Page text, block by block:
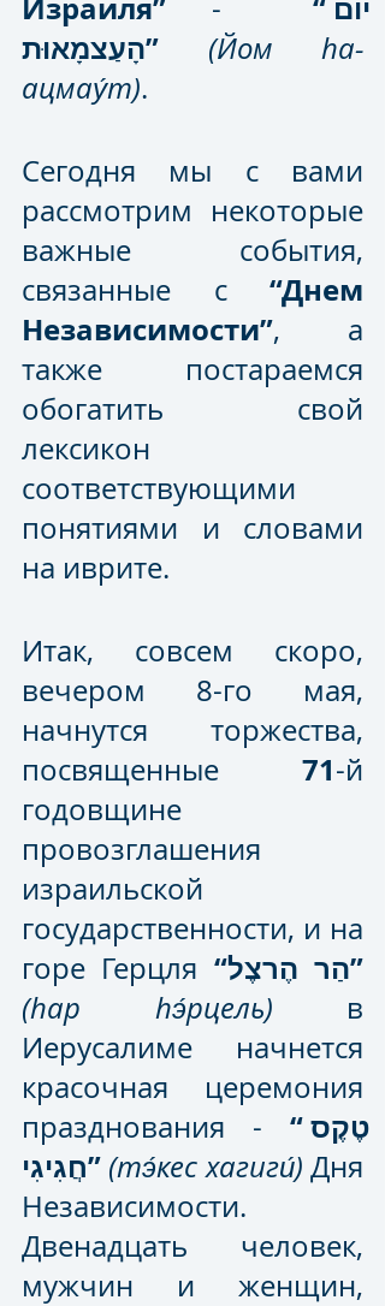
Израиля” - “יוֹם
הָעַצמָאוּת”
(Йом ha-
ацмау́т).
Сегодня мы с вами
рассмотрим некоторые
важные события,
связанные с “Днем
Независимости”, а
также постараемся
обогатить свой
лексикон
соответствующими
понятиями и словами
на иврите.
Итак, совсем скоро,
вечером 8-го мая,
начнутся торжества,
посвященные 71-й
годовщине
провозглашения
израильской
государственности, и на
горе Герцля
“הַר הֶרצֶל”
(hар hэ́рцель) в
Иерусалиме начнется
красочная церемония
празднования - “טֶקֶס
חֲגִיגִי” (тэ́кес хагиги́) Дня
Независимости.
Двенадцать человек,
мужчин и женщин,